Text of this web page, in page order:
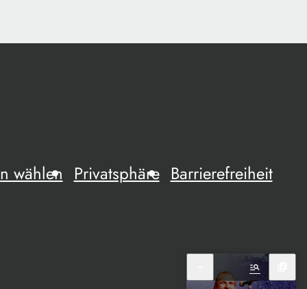
wählen Privatsphäre Barrierefreiheit
manage_search